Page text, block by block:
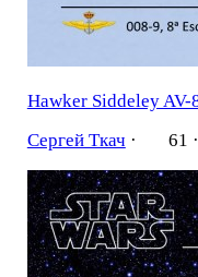
Hawker Siddeley AV-
Сергей Ткач · 61 ·